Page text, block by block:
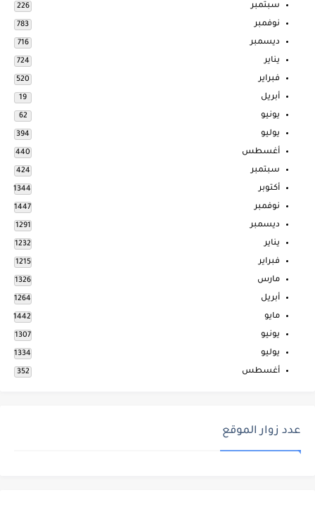
سبتمبر 226
نوفمبر 783
ديسمبر 716
يناير 724
فبراير 520
أبريل 19
يونيو 62
يوليو 394
أغسطس 440
سبتمبر 424
أكتوبر 1344
نوفمبر 1447
ديسمبر 1291
يناير 1232
فبراير 1215
مارس 1326
أبريل 1264
مايو 1442
يونيو 1307
يوليو 1334
أغسطس 352
عدد زوار الموقع